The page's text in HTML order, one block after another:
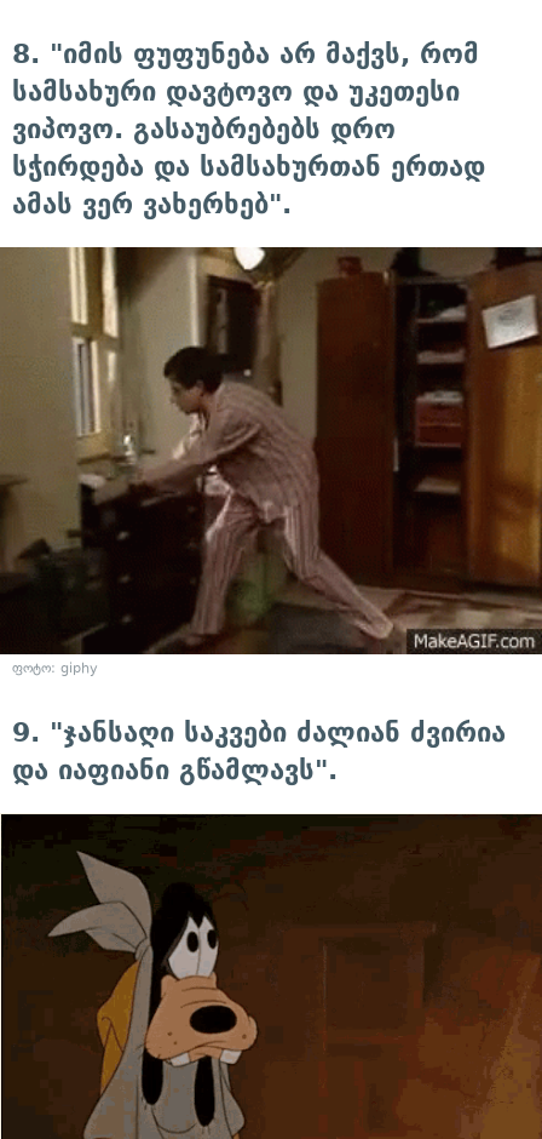
8. "იმის ფუფუნება არ მაქვს, რომ
სამსახური დავტოვო და უკეთესი
ვიპოვო. გასაუბრებებს დრო
სჭირდება და სამსახურთან ერთად
ამას ვერ ვახერხებ".
ფოტო: giphy
9. "ჯანსაღი საკვები ძალიან ძვირია
და იაფიანი გწამლავს".